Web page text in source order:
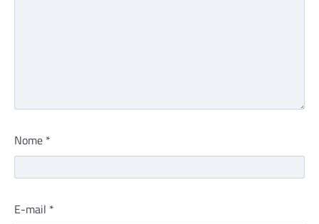
Nome *
E-mail *